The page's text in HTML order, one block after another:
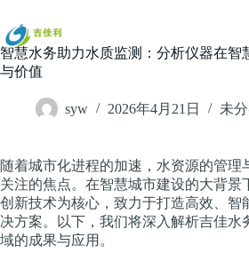
过
内
容
智慧水务助力水质监测：分析仪器在智
与价值
syw 2026年4月21日 未
随着城市化进程的加速，水资源的管理
关注的焦点。在智慧城市建设的大背景
创新技术为核心，致力于打造高效、智
决方案。以下，我们将深入解析吉佳水
域的成果与应用。